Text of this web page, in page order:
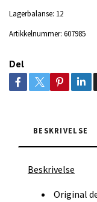
Lagerbalanse: 12
Artikkelnummer: 607985
Del
BESKRIVELSE
Beskrivelse
Original